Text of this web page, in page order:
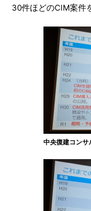
30件ほどのCIM案件
中央復建コン